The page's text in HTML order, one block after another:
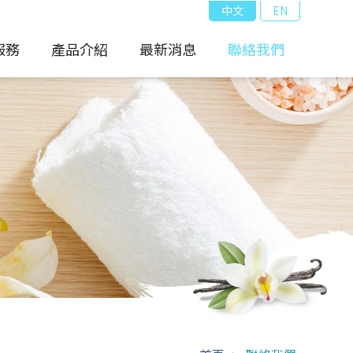
中文 EN
務 產品介紹 最新消息 聯絡我們